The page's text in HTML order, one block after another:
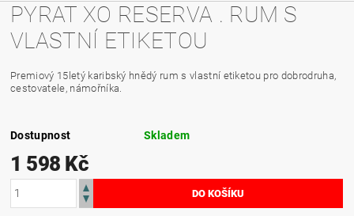
PYRAT XO RESERVA . RUM S
VLASTNÍ ETIKETOU
Premiový 15letý karibský hnědý rum s vlastní etiketou pro dobrodruha,
cestovatele, námořníka.
Dostupnost Skladem
1 598 Kč